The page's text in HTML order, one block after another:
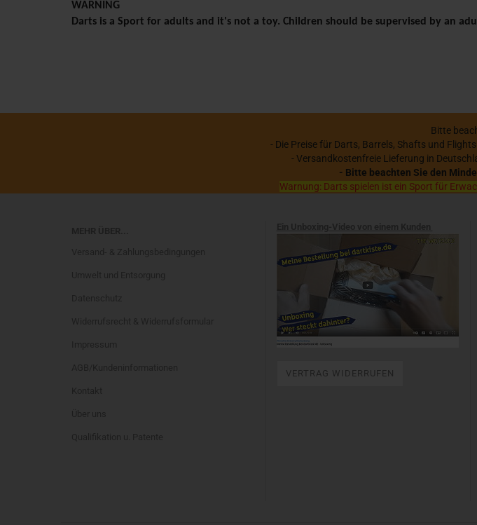
WARNING
Darts is a Sport for adults and it's not a toy. Children should be supervised by an
Bitte
- Die Preise für Darts, Barrels, Shafts und
- Versandkostenfreie Lieferung in
- Bitte beachten Sie den
Warnung: Darts spielen ist ein Sport für
VERTRAG WIDERRUFEN